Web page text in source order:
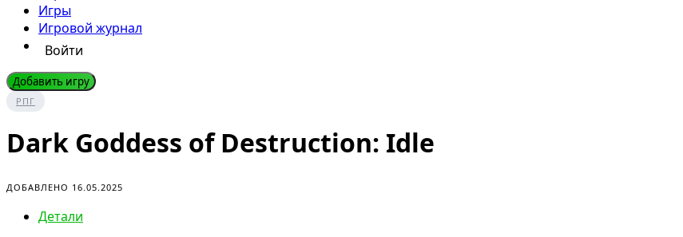
Игры
Игровой журнал
Войти
Добавить игру
РПГ
Dark Goddess of Destruction: Idle
ДОБАВЛЕНО 16.05.2025
Детали